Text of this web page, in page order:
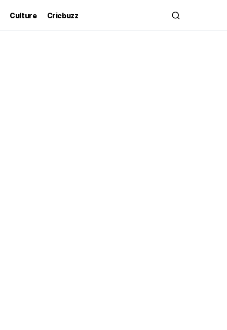
Culture Cricbuzz